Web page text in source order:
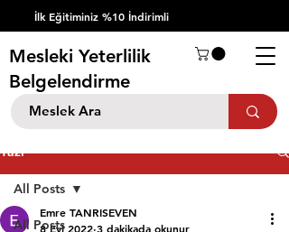
İlk Eğitiminiz %10 İndirimli
Mesleki Yeterlilik
Belgelendirme
Yazı
All Posts
All Posts
Emre TANRISEVEN
8 Eyl 2022 3 dakikada okunur